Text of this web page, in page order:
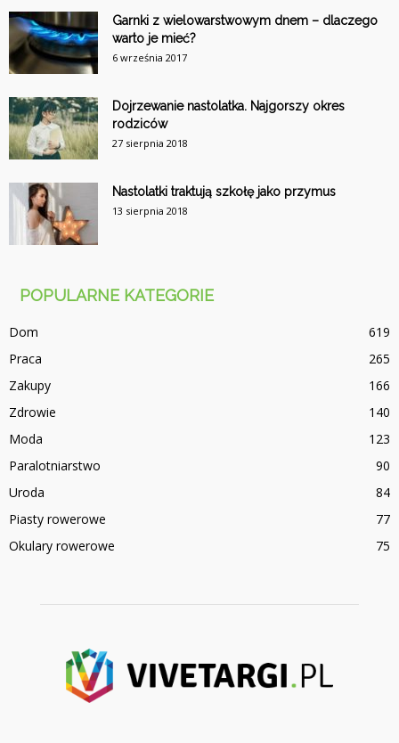
Garnki z wielowarstwowym dnem – dlaczego
warto je mieć?
6 września 2017
Dojrzewanie nastolatka. Najgorszy okres
rodziców
27 sierpnia 2018
Nastolatki traktują szkołę jako przymus
13 sierpnia 2018
POPULARNE KATEGORIE
Dom
619
Praca
265
Zakupy
166
Zdrowie
140
Moda
123
Paralotniarstwo
90
Uroda
84
Piasty rowerowe
77
Okulary rowerowe
75